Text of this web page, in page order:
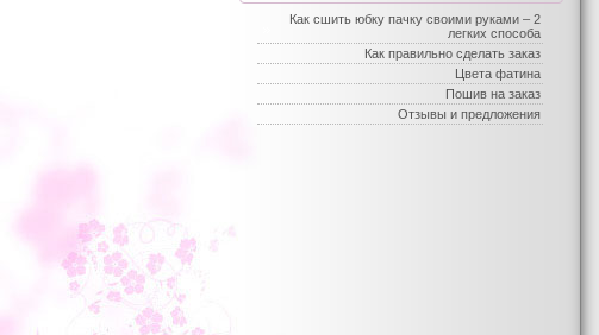
Как сшить юбку пачку своими руками – 2
легких способа
Как правильно сделать заказ
Цвета фатина
Пошив на заказ
Отзывы и предложения